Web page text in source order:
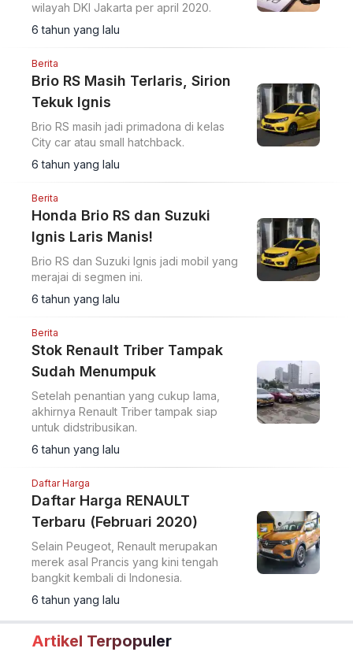
wilayah DKI Jakarta per april 2020.
6 tahun yang lalu
Berita
Brio RS Masih Terlaris, Sirion
Tekuk Ignis
Brio RS masih jadi primadona di kelas
City car atau small hatchback.
6 tahun yang lalu
Berita
Honda Brio RS dan Suzuki
Ignis Laris Manis!
Brio RS dan Suzuki Ignis jadi mobil yang
merajai di segmen ini.
6 tahun yang lalu
Berita
Stok Renault Triber Tampak
Sudah Menumpuk
Setelah penantian yang cukup lama,
akhirnya Renault Triber tampak siap
untuk didstribusikan.
6 tahun yang lalu
Daftar Harga
Daftar Harga RENAULT
Terbaru (Februari 2020)
Selain Peugeot, Renault merupakan
merek asal Prancis yang kini tengah
bangkit kembali di Indonesia.
6 tahun yang lalu
Artikel Terpopuler